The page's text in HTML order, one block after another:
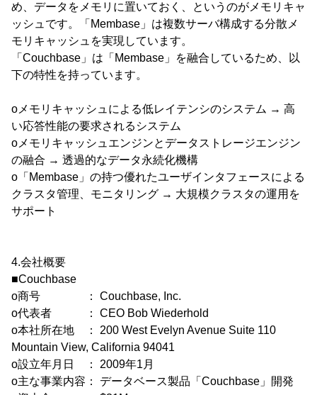
め、データをメモリに置いておく、というのがメモリキャ
ッシュです。「Membase」は複数サーバ構成する分散メ
モリキャッシュを実現しています。
「Couchbase」は「Membase」を融合しているため、以
下の特性を持っています。
oメモリキャッシュによる低レイテンシのシステム → 高
い応答性能の要求されるシステム
oメモリキャッシュエンジンとデータストレージエンジン
の融合 → 透過的なデータ永続化機構
o「Membase」の持つ優れたユーザインタフェースによる
クラスタ管理、モニタリング → 大規模クラスタの運用を
サポート
4.会社概要
■Couchbase
o商号 ： Couchbase, Inc.
o代表者 ： CEO Bob Wiederhold
o本社所在地 ： 200 West Evelyn Avenue Suite 110
Mountain View, California 94041
o設立年月日 ： 2009年1月
o主な事業内容： データベース製品「Couchbase」開発